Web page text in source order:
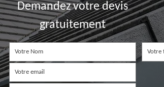
Demandez votre devis
gratuitement